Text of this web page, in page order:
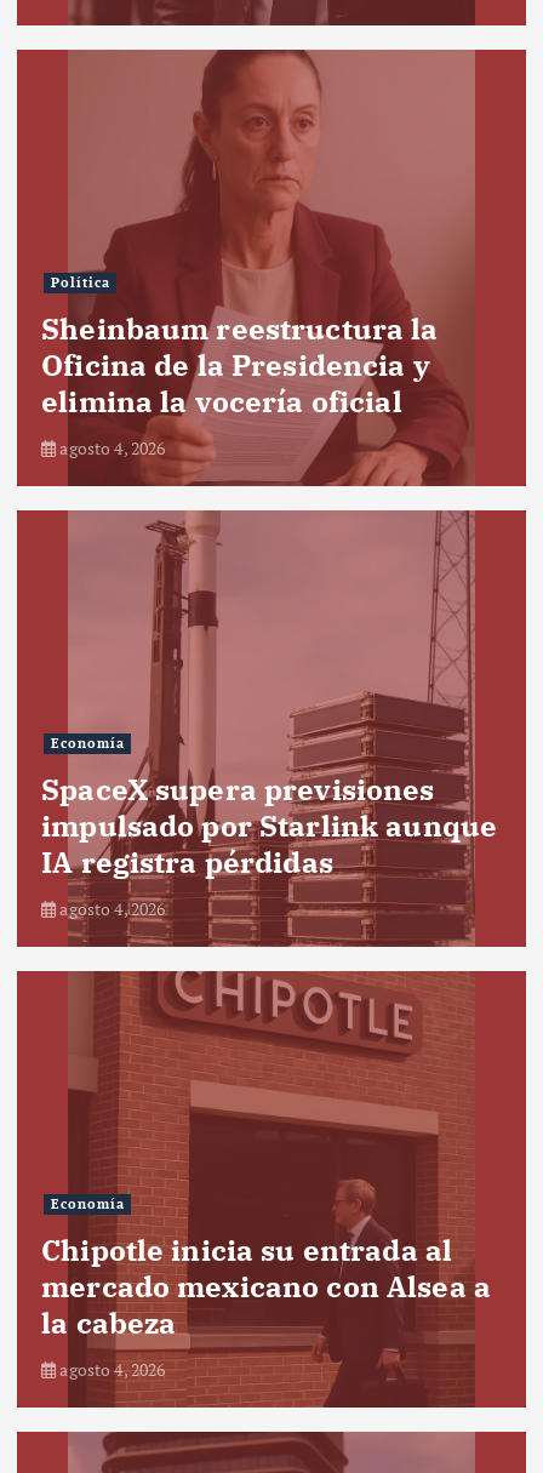
Política
Sheinbaum reestructura la
Oficina de la Presidencia y
elimina la vocería oficial
agosto 4, 2026
Economía
SpaceX supera previsiones
impulsado por Starlink aunque
IA registra pérdidas
agosto 4, 2026
Economía
Chipotle inicia su entrada al
mercado mexicano con Alsea a
la cabeza
agosto 4, 2026